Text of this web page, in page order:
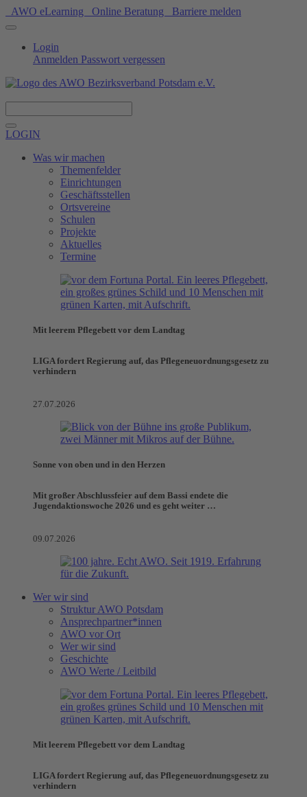
AWO eLearning Online Beratung Barriere melden
Login
Anmelden Passwort vergessen
LOGIN
Was wir machen
Themenfelder
Einrichtungen
Geschäftsstellen
Ortsvereine
Schulen
Projekte
Aktuelles
Termine
Mit leerem Pflegebett vor dem Landtag
LIGA fordert Regierung auf, das Pflegeneuordnungsgesetz zu
verhindern
27.07.2026
Sonne von oben und in den Herzen
Mit großer Abschlussfeier auf dem Bassi endete die
Jugendaktionswoche 2026 und es geht weiter …
09.07.2026
Wer wir sind
Struktur AWO Potsdam
Ansprechpartner*innen
AWO vor Ort
Wer wir sind
Geschichte
AWO Werte / Leitbild
Mit leerem Pflegebett vor dem Landtag
LIGA fordert Regierung auf, das Pflegeneuordnungsgesetz zu
verhindern